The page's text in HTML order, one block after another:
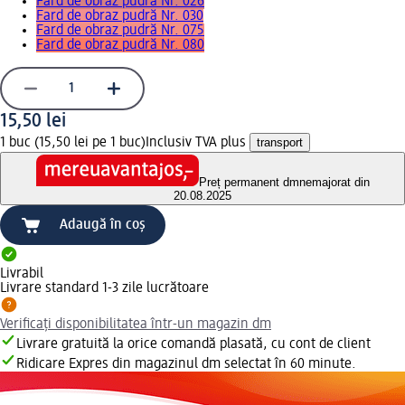
Fard de obraz pudră Nr. 030
Fard de obraz pudră Nr. 075
Fard de obraz pudră Nr. 080
15,50 lei
1 buc (15,50 lei pe 1 buc) Inclusiv TVA plus transport
Preț permanent dmnemajorat din
20.08.2025
Adaugă în coș
Livrabil
Livrare standard 1-3 zile lucrătoare
Verificați disponibilitatea într-un magazin dm
Livrare gratuită la orice comandă plasată, cu cont de client
Ridicare Expres din magazinul dm selectat în 60 minute.